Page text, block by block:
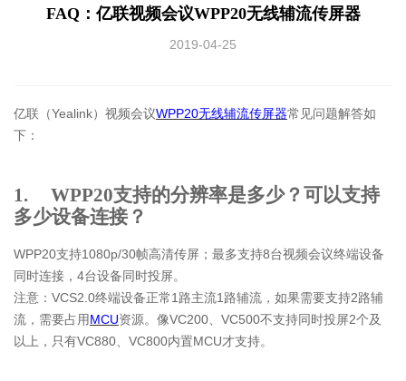
FAQ：亿联视频会议WPP20无线辅流传屏器
2019-04-25
亿联（Yealink）视频会议WPP20无线辅流传屏器常见问题解答如
下：
1. WPP20支持的分辨率是多少？可以支持
多少设备连接？
WPP20支持1080p/30帧高清传屏；最多支持8台视频会议终端设备
同时连接，4台设备同时投屏。
注意：VCS2.0终端设备正常1路主流1路辅流，如果需要支持2路辅
流，需要占用MCU资源。像VC200、VC500不支持同时投屏2个及
以上，只有VC880、VC800内置MCU才支持。